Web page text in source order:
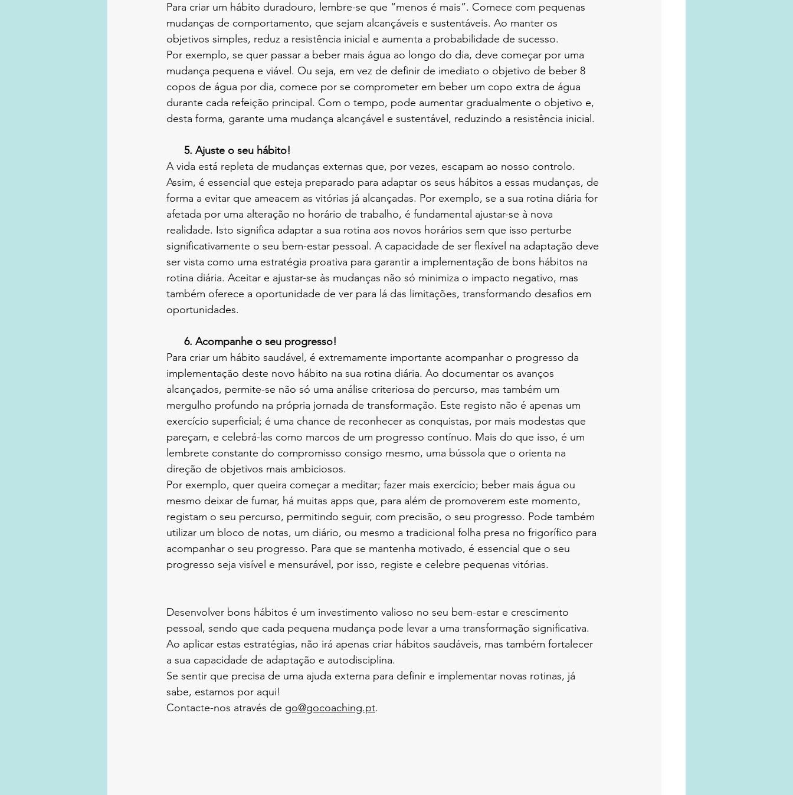
Para criar um hábito duradouro, lembre-se que “menos é mais”. Comece com pequenas
mudanças de comportamento, que sejam alcançáveis e sustentáveis. Ao manter os
objetivos simples, reduz a resistência inicial e aumenta a probabilidade de sucesso.
Por exemplo, se quer passar a beber mais água ao longo do dia, deve começar por uma
mudança pequena e viável. Ou seja, em vez de definir de imediato o objetivo de beber 8
copos de água por dia, comece por se comprometer em beber um copo extra de água
durante cada refeição principal. Com o tempo, pode aumentar gradualmente o objetivo e,
desta forma, garante uma mudança alcançável e sustentável, reduzindo a resistência inicial.
      5. Ajuste o seu hábito!
A vida está repleta de mudanças externas que, por vezes, escapam ao nosso controlo.
Assim, é essencial que esteja preparado para adaptar os seus hábitos a essas mudanças, de
forma a evitar que ameacem as vitórias já alcançadas. Por exemplo, se a sua rotina diária for
afetada por uma alteração no horário de trabalho, é fundamental ajustar-se à nova
realidade. Isto significa adaptar a sua rotina aos novos horários sem que isso perturbe
significativamente o seu bem-estar pessoal. A capacidade de ser flexível na adaptação deve
ser vista como uma estratégia proativa para garantir a implementação de bons hábitos na
rotina diária. Aceitar e ajustar-se às mudanças não só minimiza o impacto negativo, mas
também oferece a oportunidade de ver para lá das limitações, transformando desafios em
oportunidades.
      6. Acompanhe o seu progresso!
Para criar um hábito saudável, é extremamente importante acompanhar o progresso da
implementação deste novo hábito na sua rotina diária. Ao documentar os avanços
alcançados, permite-se não só uma análise criteriosa do percurso, mas também um
mergulho profundo na própria jornada de transformação. Este registo não é apenas um
exercício superficial; é uma chance de reconhecer as conquistas, por mais modestas que
pareçam, e celebrá-las como marcos de um progresso contínuo. Mais do que isso, é um
lembrete constante do compromisso consigo mesmo, uma bússola que o orienta na
direção de objetivos mais ambiciosos.
Por exemplo, quer queira começar a meditar; fazer mais exercício; beber mais água ou
mesmo deixar de fumar, há muitas apps que, para além de promoverem este momento,
registam o seu percurso, permitindo seguir, com precisão, o seu progresso. Pode também
utilizar um bloco de notas, um diário, ou mesmo a tradicional folha presa no frigorífico para
acompanhar o seu progresso. Para que se mantenha motivado, é essencial que o seu
progresso seja visível e mensurável, por isso, registe e celebre pequenas vitórias.
Desenvolver bons hábitos é um investimento valioso no seu bem-estar e crescimento
pessoal, sendo que cada pequena mudança pode levar a uma transformação significativa.
Ao aplicar estas estratégias, não irá apenas criar hábitos saudáveis, mas também fortalecer
a sua capacidade de adaptação e autodisciplina.
Se sentir que precisa de uma ajuda externa para definir e implementar novas rotinas, já
sabe, estamos por aqui!
Contacte-nos através de go@gocoaching.pt.